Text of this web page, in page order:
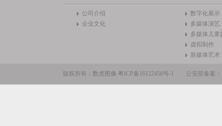
公司介绍
企业文化
数字化展示
多媒体演艺
多媒体儿童
虚拟制作
新媒体艺术
版权所有：数虎图像 粤ICP备16122458号-1 公安部备案：